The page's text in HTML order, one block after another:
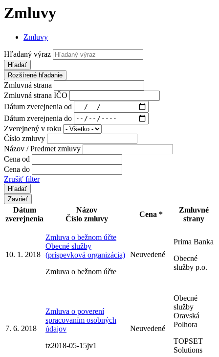
Zmluvy
Zmluvy
Hľadaný výraz
Hľadať
Rozšírené hľadanie
Zmluvná strana
Zmluvná strana IČO
Dátum zverejnenia od
Dátum zverejnenia do
Zverejnený v roku
Číslo zmluvy
Názov / Predmet zmluvy
Cena od
Cena do
Zrušiť filter
Zavrieť
Dátum
zverejnenia
Názov
Číslo zmluvy
Cena *
Zmluvné
strany
10. 1. 2018
Zmluva o bežnom účte
Obecné služby
(príspevková organizácia)
Zmluva o bežnom účte
Neuvedené
Prima Banka
Obecné
služby p.o.
7. 6. 2018
Zmluva o poverení
spracovaním osobných
údajov
tz2018-05-15jv1
Neuvedené
Obecné
služby
Oravská
Polhora
TOPSET
Solutions